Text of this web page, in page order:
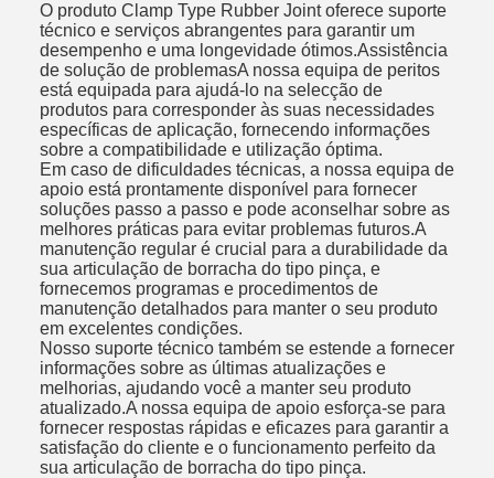
O produto Clamp Type Rubber Joint oferece suporte
técnico e serviços abrangentes para garantir um
desempenho e uma longevidade ótimos.Assistência
de solução de problemasA nossa equipa de peritos
está equipada para ajudá-lo na selecção de
produtos para corresponder às suas necessidades
específicas de aplicação, fornecendo informações
sobre a compatibilidade e utilização óptima.
Em caso de dificuldades técnicas, a nossa equipa de
apoio está prontamente disponível para fornecer
soluções passo a passo e pode aconselhar sobre as
melhores práticas para evitar problemas futuros.A
manutenção regular é crucial para a durabilidade da
sua articulação de borracha do tipo pinça, e
fornecemos programas e procedimentos de
manutenção detalhados para manter o seu produto
em excelentes condições.
Nosso suporte técnico também se estende a fornecer
informações sobre as últimas atualizações e
melhorias, ajudando você a manter seu produto
atualizado.A nossa equipa de apoio esforça-se para
fornecer respostas rápidas e eficazes para garantir a
satisfação do cliente e o funcionamento perfeito da
sua articulação de borracha do tipo pinça.